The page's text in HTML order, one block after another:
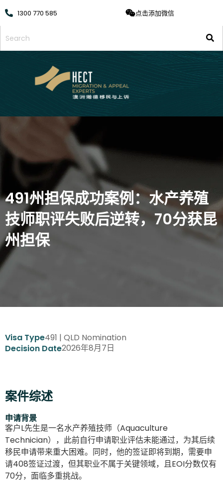
1300 770 585 点击添加微信
491州担保成功案例：水产养殖
技师职评失败后逆转，70分获昆
州担保
Visa Type491 | QLD Nomination
Decision Date2026年8月7日
案件综述
申请背景
客户L先生是一名水产养殖技师（Aquaculture
Technician），此前自行申请职业评估未能通过，为其后续
移民申请带来重大困难。同时，他的签证即将到期，需要申
请408签证过渡，但其职业不属于关键领域，且EOI分数仅有
70分，面临多重挑战。